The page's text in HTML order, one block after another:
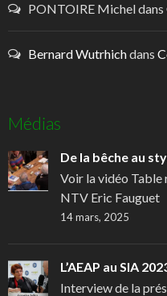
PONTOIRE Micheldans
Bernard Wutrhichdans
Médias
De la bêche au
Voir la vidéo Table
NTV Eric Fauguet
14 mars, 2025
L’AEAP au SIA
Interview de la